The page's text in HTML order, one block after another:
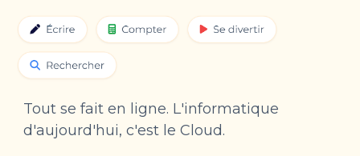
Tout se fait en ligne. L'informatique
d'aujourd'hui, c'est le Cloud.